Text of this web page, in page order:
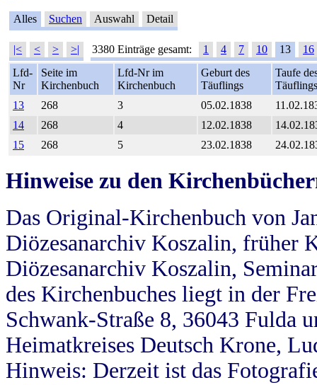
Alles Suchen Auswahl Detail
|< < > >| 3380 Einträge gesamt: 1 4 7 10 13
16
Lfd-
Nr
Seite im
Kirchenbuch
Lfd-Nr im
Kirchenbuch
Geburt des
Täuflings
Taufe
Täuflings
13
268 3 05.02.1838
14
268 4 12.02.1838
15
268 5 23.02.1838
Hinweise zu den
Das Original-Kirchenbuch von
Diözesanarchiv Koszalin, früher
Diözesanarchiv Koszalin,
des Kirchenbuches liegt in der
Schwank-Straße 8, 36043 Fulda
Heimatkreises Deutsch Krone,
Hinweis: Derzeit ist das